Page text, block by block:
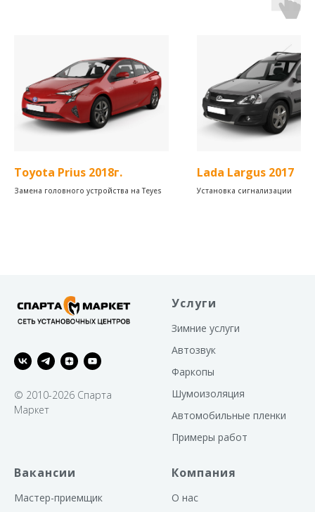
Toyota Prius 2018г.
Замена головного устройства на Teyes
Lada Largus 2017
Установка сигнализации
© 2010-2026 Спарта
Маркет
Услуги
Зимние услуги
Автозвук
Фаркопы
Шумоизоляция
Автомобильные пленки
Примеры работ
Вакансии
Мастер-приемщик
Компания
О нас